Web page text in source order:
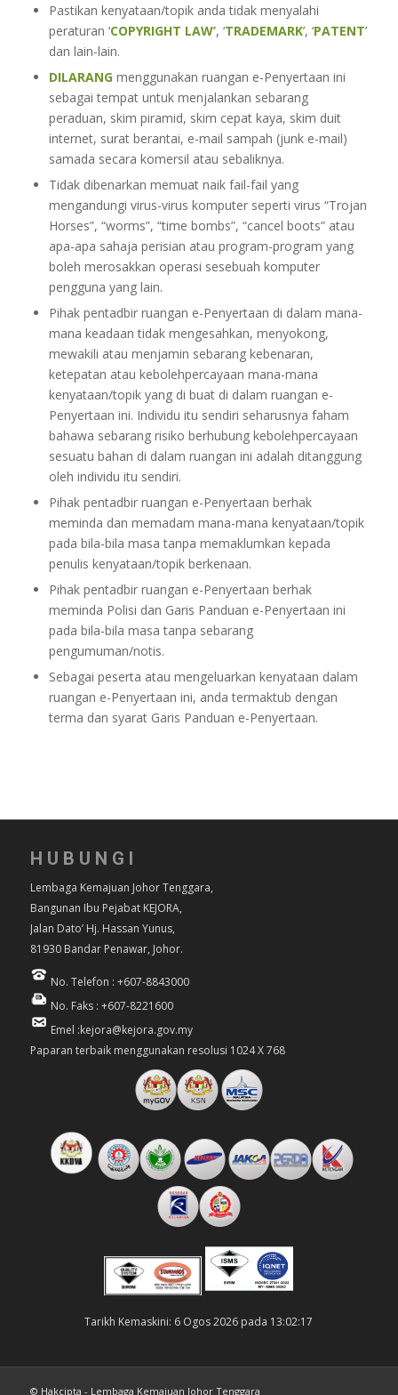
Pastikan kenyataan/topik anda tidak menyalahi
peraturan ‘COPYRIGHT LAW’, ‘TRADEMARK’, ‘PATENT’
dan lain-lain.
DILARANGmenggunakan ruangan e-Penyertaan ini
sebagai tempat untuk menjalankan sebarang
peraduan, skim piramid, skim cepat kaya, skim duit
internet, surat berantai, e-mail sampah (junk e-mail)
samada secara komersil atau sebaliknya.
Tidak dibenarkan memuat naik fail-fail yang
mengandungi virus-virus komputer seperti virus “Trojan
Horses”, “worms”, “time bombs”, “cancel boots” atau
apa-apa sahaja perisian atau program-program yang
boleh merosakkan operasi sesebuah komputer
pengguna yang lain.
Pihak pentadbir ruangan e-Penyertaan di dalam mana-
mana keadaan tidak mengesahkan, menyokong,
mewakili atau menjamin sebarang kebenaran,
ketepatan atau kebolehpercayaan mana-mana
kenyataan/topik yang di buat di dalam ruangan e-
Penyertaan ini. Individu itu sendiri seharusnya faham
bahawa sebarang risiko berhubung kebolehpercayaan
sesuatu bahan di dalam ruangan ini adalah ditanggung
oleh individu itu sendiri.
Pihak pentadbir ruangan e-Penyertaan berhak
meminda dan memadam mana-mana kenyataan/topik
pada bila-bila masa tanpa memaklumkan kepada
penulis kenyataan/topik berkenaan.
Pihak pentadbir ruangan e-Penyertaan berhak
meminda Polisi dan Garis Panduan e-Penyertaan ini
pada bila-bila masa tanpa sebarang
pengumuman/notis.
Sebagai peserta atau mengeluarkan kenyataan dalam
ruangan e-Penyertaan ini, anda termaktub dengan
terma dan syarat Garis Panduan e-Penyertaan.
HUBUNGI
Lembaga Kemajuan Johor Tenggara,
Bangunan Ibu Pejabat KEJORA,
Jalan Dato’ Hj. Hassan Yunus,
81930 Bandar Penawar, Johor.
No. Telefon : +607-8843000
No. Faks : +607-8221600
Emel :kejora@kejora.gov.my
Paparan terbaik menggunakan resolusi 1024 X 768
Tarikh Kemaskini: 6 Ogos 2026 pada 13:02:17
© Hakcipta - Lembaga Kemajuan Johor Tenggara